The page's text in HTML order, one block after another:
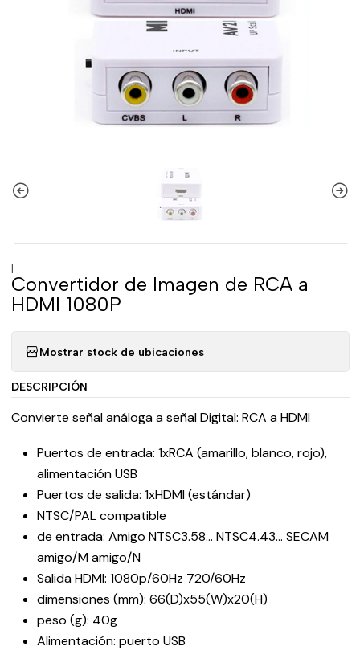
|
Convertidor de Imagen de RCA a
HDMI 1080P
Mostrar stock de ubicaciones
DESCRIPCIÓN
Convierte señal análoga a señal Digital: RCA a HDMI
Puertos de entrada: 1xRCA (amarillo, blanco, rojo),
alimentación USB
Puertos de salida: 1xHDMI (estándar)
NTSC/PAL compatible
de entrada: Amigo NTSC3.58… NTSC4.43… SECAM
amigo/M amigo/N
Salida HDMI: 1080p/60Hz 720/60Hz
dimensiones (mm): 66(D)x55(W)x20(H)
peso (g): 40g
Alimentación: puerto USB